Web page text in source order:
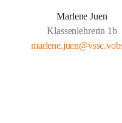
Marlene Juen
Klassenlehrerin 1b